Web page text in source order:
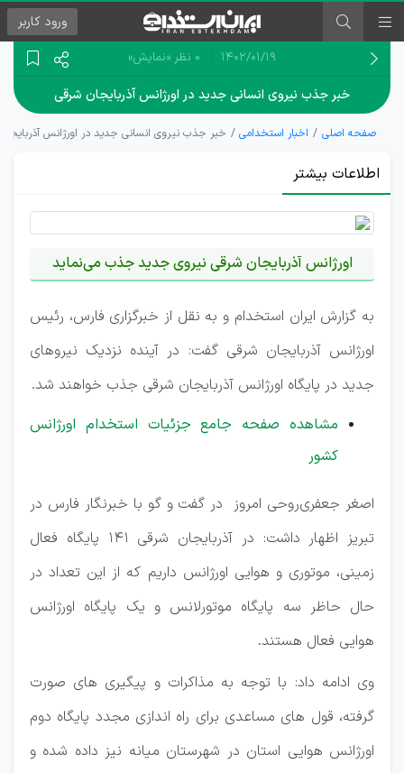
ورود کاربر
۱۴۰۲/۰۱/۱۹ 0 نظر «نمایش»
خبر جذب نیروی انسانی جدید در اورژانس آذربایجان شرقی
صفحه اصلی اخبار استخدامی خبر جذب نیروی انسانی جدید در اورژانس
اطلاعات بیشتر
اورژانس آذربایجان شرقی نیروی جدید جذب می‌نماید
به گزارش ایران استخدام و به نقل از خبرگزاری فارس، رئیس
اورژانس آذربایجان شرقی گفت: در آینده نزدیک نیروهای
جدید در پایگاه اورژانس آذربایجان شرقی جذب خواهند شد.
مشاهده صفحه جامع جزئیات استخدام اورژانس
کشور
اصغر جعفری‌روحی امروز در گفت و گو با خبرنگار فارس در
تبریز اظهار داشت: در آذربایجان شرقی ۱۴۱ پایگاه فعال
زمینی، موتوری و هوایی اورژانس داریم که از این تعداد در
حال حاظر سه پایگاه موتورلانس و یک پایگاه اورژانس
هوایی فعال هستند.
وی ادامه داد: با توجه به مذاکرات و پیگیری های صورت
گرفته، قول های مساعدی برای راه اندازی مجدد پایگاه دوم
اورژانس هوایی استان در شهرستان میانه نیز داده شده و